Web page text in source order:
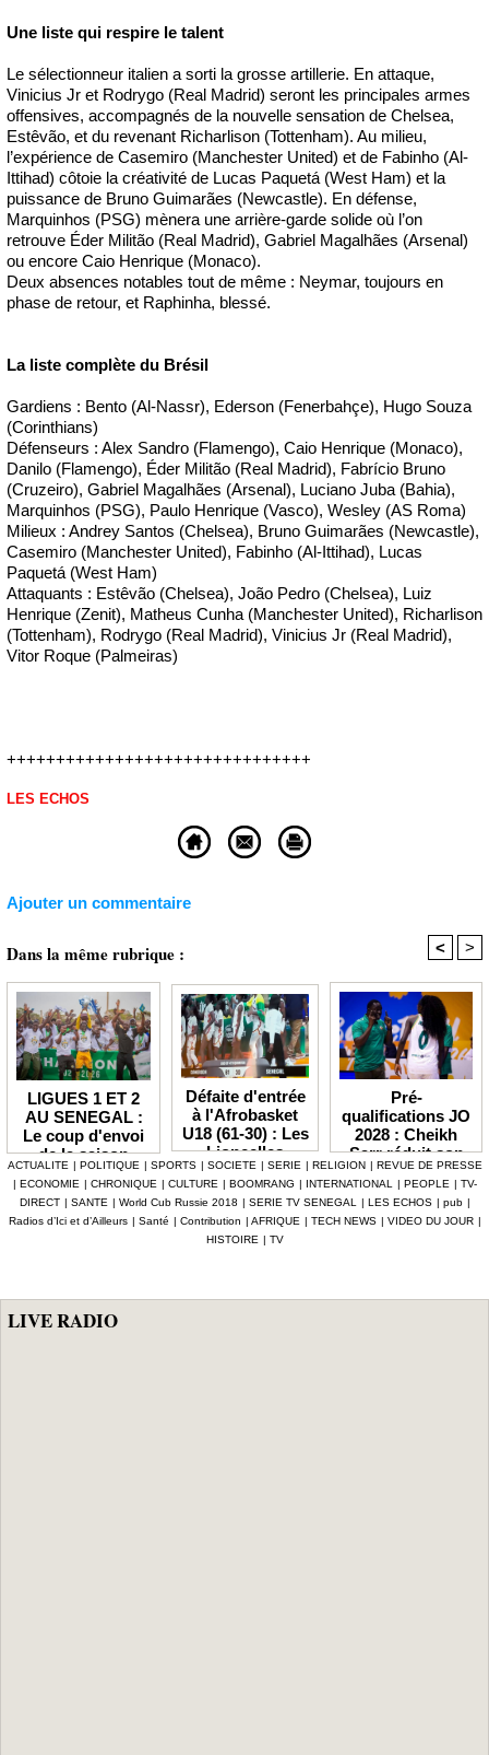
Une liste qui respire le talent
Le sélectionneur italien a sorti la grosse artillerie. En attaque,
Vinicius Jr et Rodrygo (Real Madrid) seront les principales armes
offensives, accompagnés de la nouvelle sensation de Chelsea,
Estêvão, et du revenant Richarlison (Tottenham). Au milieu,
l’expérience de Casemiro (Manchester United) et de Fabinho (Al-
Ittihad) côtoie la créativité de Lucas Paquetá (West Ham) et la
puissance de Bruno Guimarães (Newcastle). En défense,
Marquinhos (PSG) mènera une arrière-garde solide où l’on
retrouve Éder Militão (Real Madrid), Gabriel Magalhães (Arsenal)
ou encore Caio Henrique (Monaco).
Deux absences notables tout de même : Neymar, toujours en
phase de retour, et Raphinha, blessé.
La liste complète du Brésil
Gardiens : Bento (Al-Nassr), Ederson (Fenerbahçe), Hugo Souza
(Corinthians)
Défenseurs : Alex Sandro (Flamengo), Caio Henrique (Monaco),
Danilo (Flamengo), Éder Militão (Real Madrid), Fabrício Bruno
(Cruzeiro), Gabriel Magalhães (Arsenal), Luciano Juba (Bahia),
Marquinhos (PSG), Paulo Henrique (Vasco), Wesley (AS Roma)
Milieux : Andrey Santos (Chelsea), Bruno Guimarães (Newcastle),
Casemiro (Manchester United), Fabinho (Al-Ittihad), Lucas
Paquetá (West Ham)
Attaquants : Estêvão (Chelsea), João Pedro (Chelsea), Luiz
Henrique (Zenit), Matheus Cunha (Manchester United), Richarlison
(Tottenham), Rodrygo (Real Madrid), Vinicius Jr (Real Madrid),
Vitor Roque (Palmeiras)
+++++++++++++++++++++++++++++++
LES ECHOS
Ajouter un commentaire
Dans la même rubrique : < >
LIGUES 1 ET 2
AU SENEGAL :
Le coup d'envoi
de la saison
2026-2027
officiellement fixé
au 3 octobre
Défaite d'entrée
à l'Afrobasket
U18 (61-30) : Les
Lioncelles
balayées par le
Cameroun
Pré-
qualifications JO
2028 : Cheikh
Sarr réduit son
groupe à 13
Lionnes
ACTUALITE | POLITIQUE | SPORTS | SOCIETE | SERIE | RELIGION | REVUE DE PRESSE
| ECONOMIE | CHRONIQUE | CULTURE | BOOMRANG | INTERNATIONAL | PEOPLE | TV-
DIRECT | SANTE | World Cub Russie 2018 | SERIE TV SENEGAL | LES ECHOS | pub |
Radios d’Ici et d’Ailleurs | Santé | Contribution | AFRIQUE | TECH NEWS | VIDEO DU JOUR |
HISTOIRE | TV
LIVE RADIO